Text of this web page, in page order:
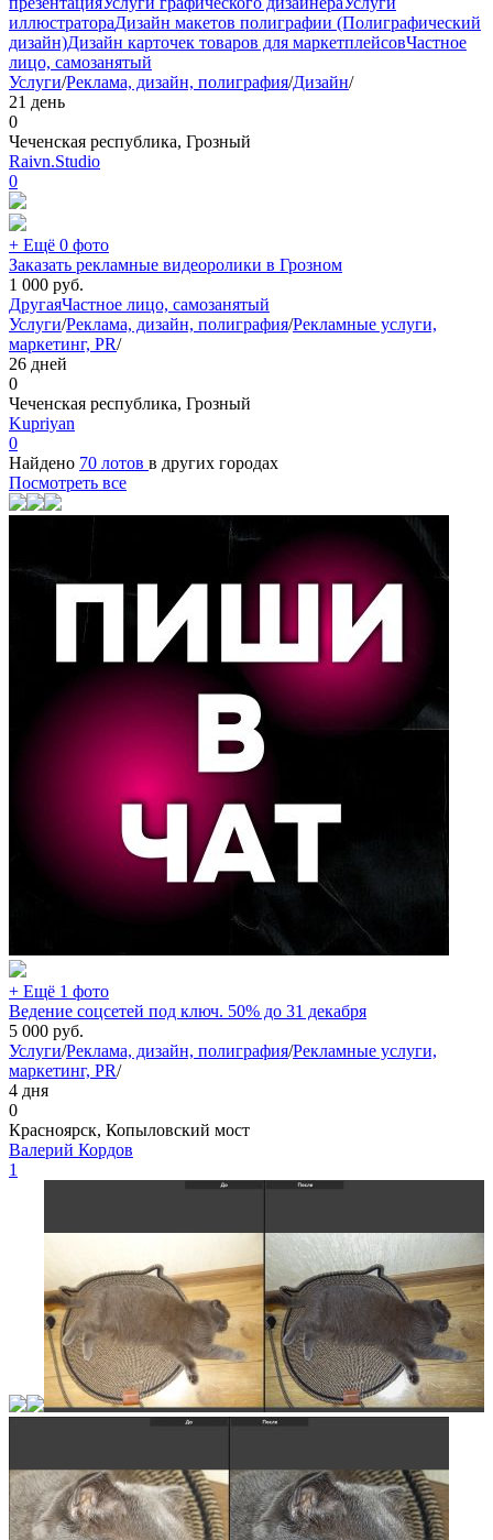
иллюстратораДизайн макетов полиграфии (Полиграфический
дизайн)Дизайн карточек товаров для маркетплейсовЧастное
лицо, самозанятый
Услуги/Реклама, дизайн, полиграфия/Дизайн/
21 день
0
Чеченская республика, Грозный
Raivn.Studio
0
+ Ещё 0 фото
Заказать рекламные видеоролики в Грозном
1 000 руб.
ДругаяЧастное лицо, самозанятый
Услуги/Реклама, дизайн, полиграфия/Рекламные услуги,
маркетинг, PR/
26 дней
0
Чеченская республика, Грозный
Kupriyan
0
Найдено 70 лотов в других городах
Посмотреть все
+ Ещё 1 фото
Ведение соцсетей под ключ. 50% до 31 декабря
5 000 руб.
Услуги/Реклама, дизайн, полиграфия/Рекламные услуги,
маркетинг, PR/
4 дня
0
Красноярск, Копыловский мост
Валерий Кордов
1